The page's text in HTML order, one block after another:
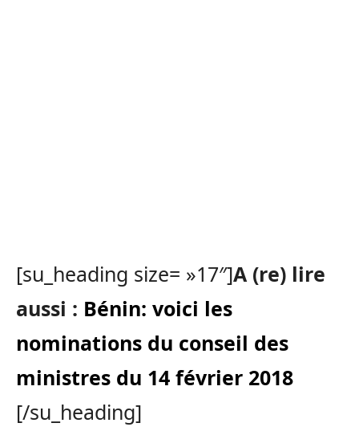
[su_heading size= »17″]A (re) lire
aussi : Bénin: voici les
nominations du conseil des
ministres du 14 février 2018
[/su_heading]